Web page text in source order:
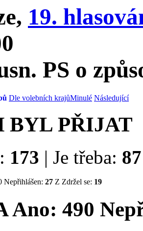
19.
PS o
Dle volebních krajůMinulé Následující
BYL PŘIJAT
173 | Je třeba: 87
Nepřihlášen: 27 Z Zdržel se: 19
Ano: 490